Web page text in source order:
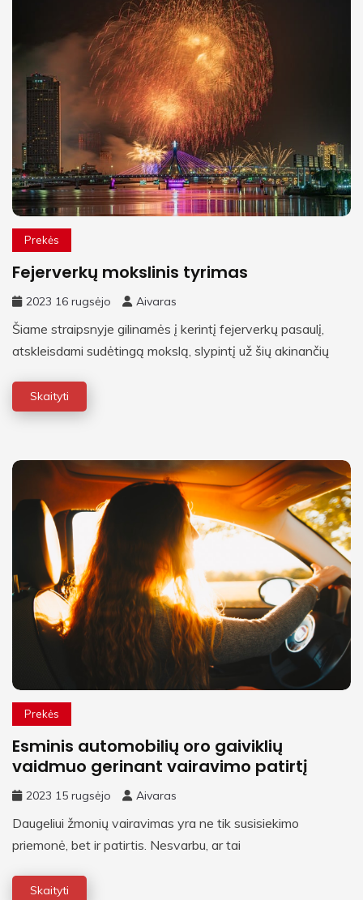
Prekės
Fejerverkų mokslinis tyrimas
2023 16 rugsėjo Aivaras
Šiame straipsnyje gilinamės į kerintį fejerverkų pasaulį,
atskleisdami sudėtingą mokslą, slypintį už šių akinančių
Skaityti
Prekės
Esminis automobilių oro gaiviklių
vaidmuo gerinant vairavimo patirtį
2023 15 rugsėjo Aivaras
Daugeliui žmonių vairavimas yra ne tik susisiekimo
priemonė, bet ir patirtis. Nesvarbu, ar tai
Skaityti